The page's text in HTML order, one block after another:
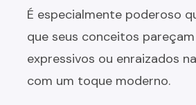
É especialmente poderoso
que seus conceitos
expressivos ou enraizados
com um toque moderno.